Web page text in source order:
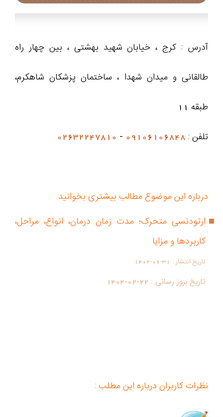
آدرس : کرج ، خیابان شهید بهشتی ، بین چهار راه
طالقانی و میدان شهدا ، ساختمان پزشکان شاهکرم،
طبقه 11
تلفن : 09106106848
-
02632247810
درباره این موضوع مطالب بیشتری بخوانید
ارتودنسی متحرک؛ مدت زمان درمان، انواع، مراحل،
کاربردها و مزایا
تاریخ انتشار : 1402-06-31
تاریخ بروز رسانی : 1404-02-22
نظرات کاربران درباره این مطلب :